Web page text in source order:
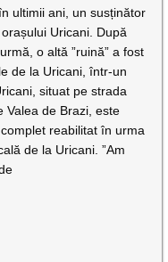
ultimii ani, un susținător
Uricani. După
o altă ”ruină” a fost
de la Uricani, într-un
situat pe strada
Valea de Brazi, este
reabilitat în urma
de la Uricani. ”Am